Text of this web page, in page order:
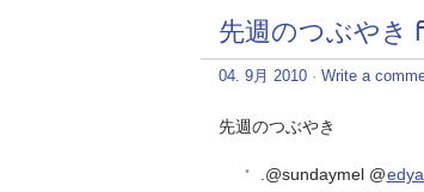
先週のつぶやき
04. 9月 2010 · Write a
先週のつぶやき
.@sundaymel @